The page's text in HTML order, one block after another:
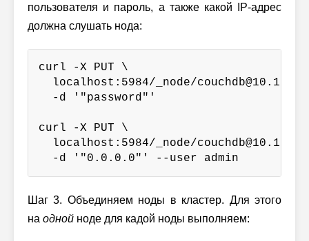
пользователя и пароль, а также какой
IP-адрес
должна слушать нода:
curl -X PUT \
localhost:5984/_node/
  -d '"password"'
curl -X PUT \
localhost:5984/_node/
  -d '"0.0.0.0"' --user admin
Шаг 3. Объединяем ноды в кластер. Для этого
на одной ноде для кадой ноды выполняем: